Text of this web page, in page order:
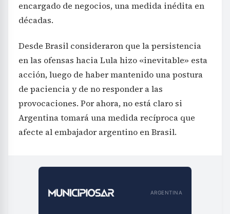
encargado de negocios, una medida inédita en
décadas.
Desde Brasil consideraron que la persistencia
en las ofensas hacia Lula hizo «inevitable» esta
acción, luego de haber mantenido una postura
de paciencia y de no responder a las
provocaciones. Por ahora, no está claro si
Argentina tomará una medida recíproca que
afecte al embajador argentino en Brasil.
ARGENTINA